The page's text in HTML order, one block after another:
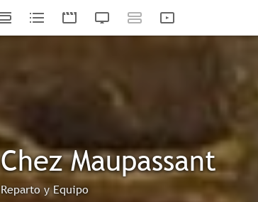
Chez Maupassant
Reparto y Equipo